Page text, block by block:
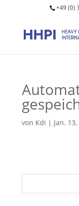
+49 (0)
von Kdi | Jan.